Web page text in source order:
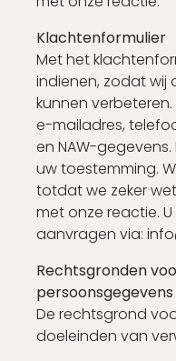
Klachtenformulier
Met het
indienen, zodat wij
kunnen
e-mailadres,
en NAW-
uw toestemming.
totdat we zeker
met onze reactie.
aanvragen via:
Rechtsgronden
persoonsgegevens
De rechtsgrond
doeleinden van